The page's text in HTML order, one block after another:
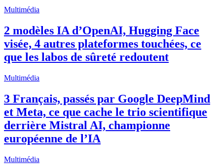
Multimédia
2 modèles IA d’OpenAI, Hugging Face
visée, 4 autres plateformes touchées, ce
que les labos de sûreté redoutent
Multimédia
3 Français, passés par Google DeepMind
et Meta, ce que cache le trio scientifique
derrière Mistral AI, championne
européenne de l’IA
Multimédia